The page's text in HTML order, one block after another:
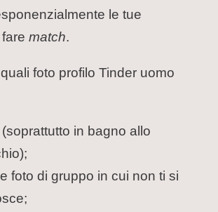
le tue
match.
foto profilo Tinder uomo
in bagno allo
foto di gruppo in cui non ti si